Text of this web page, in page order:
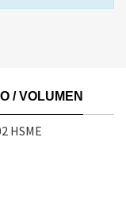
/ VOLUMEN
HSME